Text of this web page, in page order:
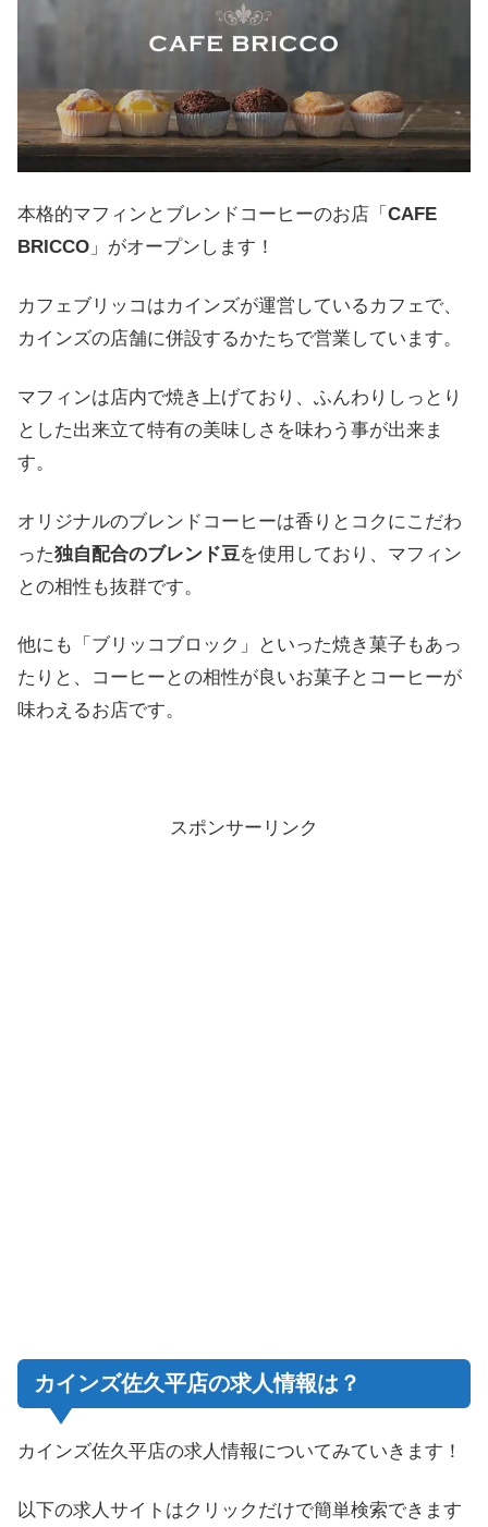
本格的マフィンとブレンドコーヒーのお店「 CAFE
BRICCO 」がオープンします！
カフェブリッコはカインズが運営しているカフェで、
カインズの店舗に併設するかたちで営業しています。
マフィンは店内で焼き上げており、ふんわりしっとり
とした出来立て特有の美味しさを味わう事が出来ま
す。
オリジナルのブレンドコーヒーは香りとコクにこだわ
った独自配合のブレンド豆を使用しており、マフィン
との相性も抜群です。
他にも「ブリッコブロック」といった焼き菓子もあっ
たりと、コーヒーとの相性が良いお菓子とコーヒーが
味わえるお店です。
スポンサーリンク
カインズ佐久平店の求人情報は？
カインズ佐久平店の求人情報についてみていきます！
以下の求人サイトはクリックだけで簡単検索できます